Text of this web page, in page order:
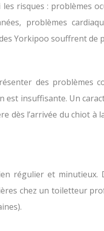
risques : problèmes
problèmes
Yorkipoo souffrent de
des problèmes
insuffisante. Un
l’arrivée du chiot
régulier et
chez un toiletteur